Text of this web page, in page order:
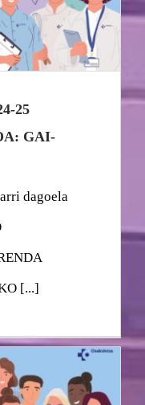
25
GAI-
dagoela
[...]